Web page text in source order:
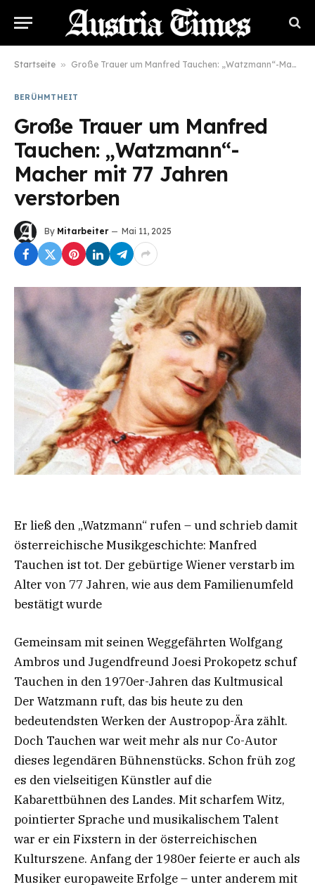
Startseite » Große Trauer um Manfred Tauchen: „Watzmann“-Macher mit 77 Jahren verstorben
BERÜHMTHEIT
Große Trauer um Manfred
Tauchen: „Watzmann“-
Macher mit 77 Jahren
verstorben
By Mitarbeiter Mai 11, 2025
Er ließ den „Watzmann“ rufen – und schrieb damit
österreichische Musikgeschichte: Manfred
Tauchen ist tot. Der gebürtige Wiener verstarb im
Alter von 77 Jahren, wie aus dem Familienumfeld
bestätigt wurde
Gemeinsam mit seinen Weggefährten Wolfgang
Ambros und Jugendfreund Joesi Prokopetz schuf
Tauchen in den 1970er-Jahren das Kultmusical
Der Watzmann ruft, das bis heute zu den
bedeutendsten Werken der Austropop-Ära zählt.
Doch Tauchen war weit mehr als nur Co-Autor
dieses legendären Bühnenstücks. Schon früh zog
es den vielseitigen Künstler auf die
Kabarettbühnen des Landes. Mit scharfem Witz,
pointierter Sprache und musikalischem Talent
war er ein Fixstern in der österreichischen
Kulturszene. Anfang der 1980er feierte er auch als
Musiker europaweite Erfolge – unter anderem mit